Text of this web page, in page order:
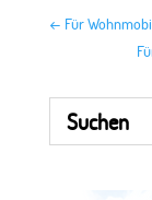
← Für